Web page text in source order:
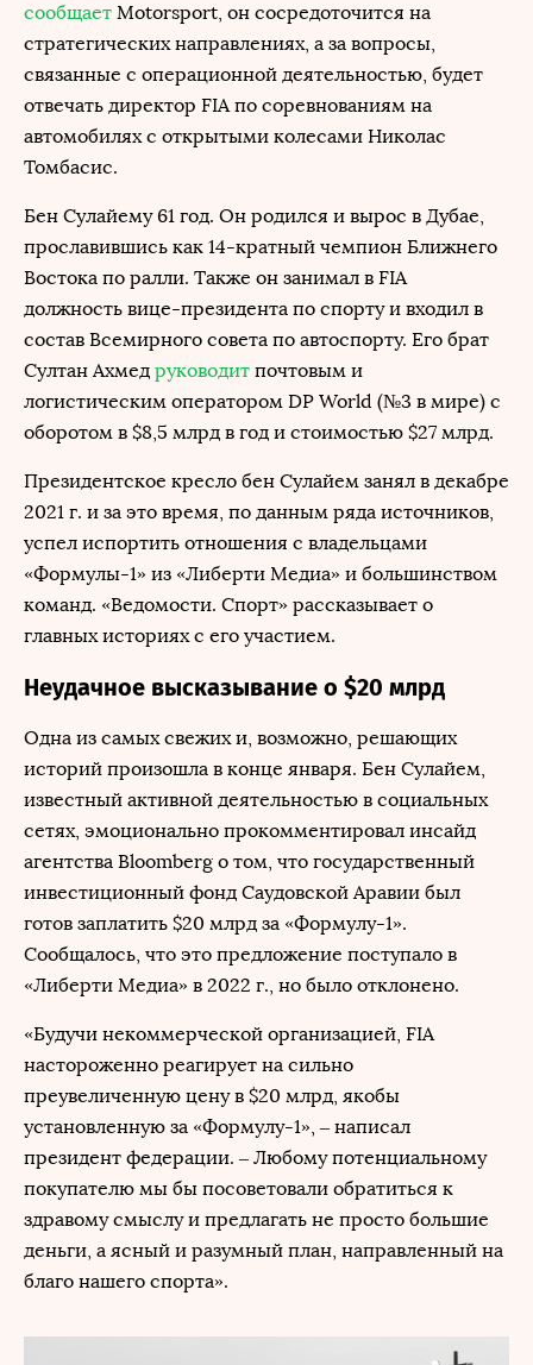
сообщает Motorsport, он сосредоточится на
стратегических направлениях, а за вопросы,
связанные с операционной деятельностью, будет
отвечать директор FIA по соревнованиям на
автомобилях с открытыми колесами Николас
Томбасис.
Бен Сулайему 61 год. Он родился и вырос в Дубае,
прославившись как 14-кратный чемпион Ближнего
Востока по ралли. Также он занимал в FIA
должность вице-президента по спорту и входил в
состав Всемирного совета по автоспорту. Его брат
Султан Ахмед руководит почтовым и
логиcтическим оператором DP World (№3 в мире) с
оборотом в $8,5 млрд в год и стоимостью $27 млрд.
Президентское кресло бен Сулайем занял в декабре
2021 г. и за это время, по данным ряда источников,
успел испортить отношения с владельцами
«Формулы-1» из «Либерти Медиа» и большинством
команд. «Ведомости. Спорт» рассказывает о
главных историях с его участием.
Неудачное высказывание о $20 млрд
Одна из самых свежих и, возможно, решающих
историй произошла в конце января. Бен Сулайем,
известный активной деятельностью в социальных
сетях, эмоционально прокомментировал инсайд
агентства Bloomberg о том, что государственный
инвестиционный фонд Саудовской Аравии был
готов заплатить $20 млрд за «Формулу-1».
Сообщалось, что это предложение поступало в
«Либерти Медиа» в 2022 г., но было отклонено.
«Будучи некоммерческой организацией, FIA
настороженно реагирует на сильно
преувеличенную цену в $20 млрд, якобы
установленную за «Формулу-1», – написал
президент федерации. – Любому потенциальному
покупателю мы бы посоветовали обратиться к
здравому смыслу и предлагать не просто большие
деньги, а ясный и разумный план, направленный на
благо нашего спорта».